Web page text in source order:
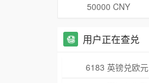
50000 CNY
用户正在查兑
6183 英镑兑欧元